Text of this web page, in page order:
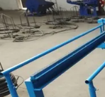
MAPA
DO
SITE